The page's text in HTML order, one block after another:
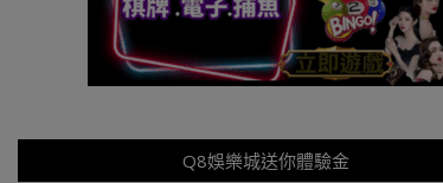
Q8娛樂城送你體驗金